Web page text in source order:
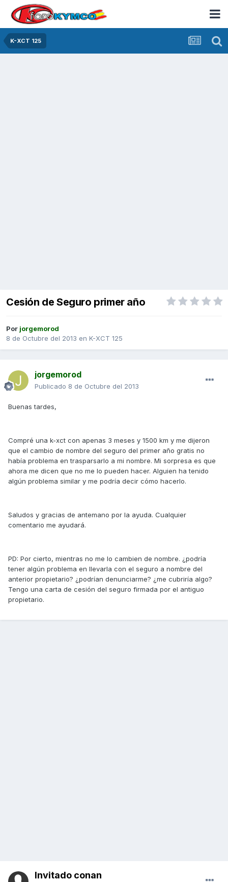
K-XCT 125
Cesión de Seguro primer año
Por jorgemorod
8 de Octubre del 2013 en K-XCT 125
jorgemorod
Publicado 8 de Octubre del 2013
Buenas tardes,
Compré una k-xct con apenas 3 meses y 1500 km y me dijeron
que el cambio de nombre del seguro del primer año gratis no
había problema en trasparsarlo a mi nombre. Mi sorpresa es que
ahora me dicen que no me lo pueden hacer. Alguien ha tenido
algún problema similar y me podría decir cómo hacerlo.
Saludos y gracias de antemano por la ayuda. Cualquier
comentario me ayudará.
PD: Por cierto, mientras no me lo cambien de nombre. ¿podría
tener algún problema en llevarla con el seguro a nombre del
anterior propietario? ¿podrían denunciarme? ¿me cubriría algo?
Tengo una carta de cesión del seguro firmada por el antiguo
propietario.
Invitado conan